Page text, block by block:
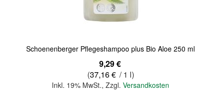
Schoenenberger Pflegeshampoo plus Bio Aloe 250 ml
9,29 €
(37,16 € / 1 l)
Inkl. 19% MwSt., Zzgl. Versandkosten